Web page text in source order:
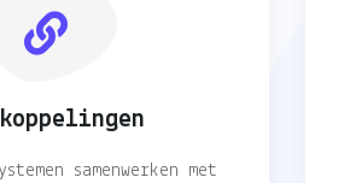
samenwerken met